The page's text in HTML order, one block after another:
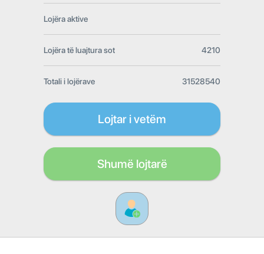
Lojëra aktive
Lojëra të luajtura sot 4210
Totali i lojërave 31528540
Lojtar i vetëm
Shumë lojtarë